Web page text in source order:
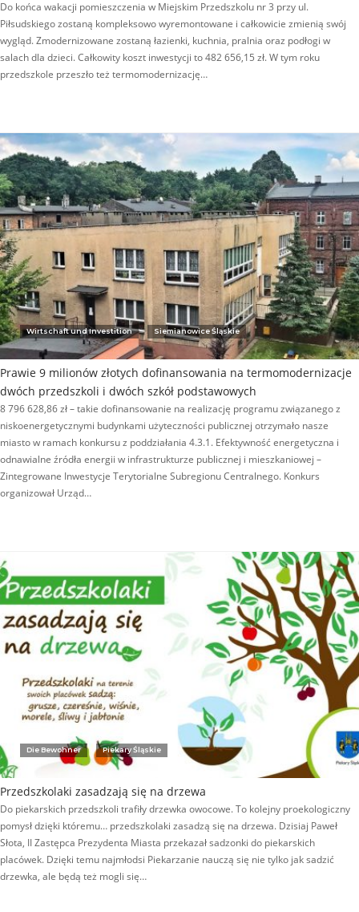
Do końca wakacji pomieszczenia w Miejskim Przedszkolu nr 3 przy ul.
Piłsudskiego zostaną kompleksowo wyremontowane i całkowicie zmienią swój
wygląd. Zmodernizowane zostaną łazienki, kuchnia, pralnia oraz podłogi w
salach dla dzieci. Całkowity koszt inwestycji to 482 656,15 zł. W tym roku
przedszkole przeszło też termomodernizację…
Wirtschaft und Investition Siemianowice Śląskie
Prawie 9 milionów złotych dofinansowania na termomodernizacje
dwóch przedszkoli i dwóch szkół podstawowych
8 796 628,86 zł – takie dofinansowanie na realizację programu związanego z
niskoenergetycznymi budynkami użyteczności publicznej otrzymało nasze
miasto w ramach konkursu z poddziałania 4.3.1. Efektywność energetyczna i
odnawialne źródła energii w infrastrukturze publicznej i mieszkaniowej –
Zintegrowane Inwestycje Terytorialne Subregionu Centralnego. Konkurs
organizował Urząd…
Die Bewohner Piekary Śląskie
Przedszkolaki zasadzają się na drzewa
Do piekarskich przedszkoli trafiły drzewka owocowe. To kolejny proekologiczny
pomysł dzięki któremu… przedszkolaki zasadzą się na drzewa. Dzisiaj Paweł
Słota, II Zastępca Prezydenta Miasta przekazał sadzonki do piekarskich
placówek. Dzięki temu najmłodsi Piekarzanie nauczą się nie tylko jak sadzić
drzewka, ale będą też mogli się…